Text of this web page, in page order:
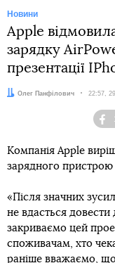
Новини
Apple
зарядку
презентації
Автор:
Олег Панфілович Дата:
22:57,
Компанія Apple
зарядного пристрою
«Після значних
не вдасться
закриваємо цей
споживачам, хто
раніше вважаємо,